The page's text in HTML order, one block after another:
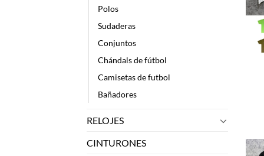
Polos
Sudaderas
Conjuntos
Chándals de fútbol
Camisetas de futbol
Bañadores
RELOJES
CINTURONES